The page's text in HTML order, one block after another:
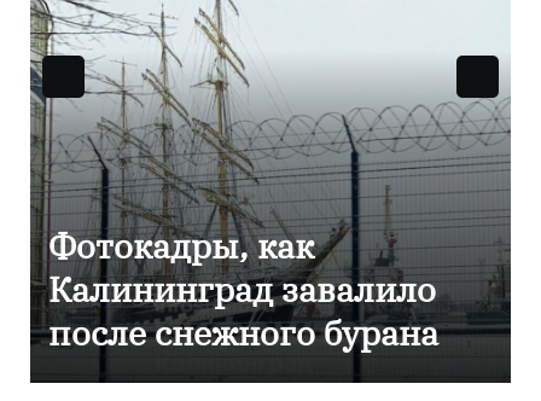
Фоторепортаж как в
Калининграде
эвакуировали ТЦ из-за
сообщения о